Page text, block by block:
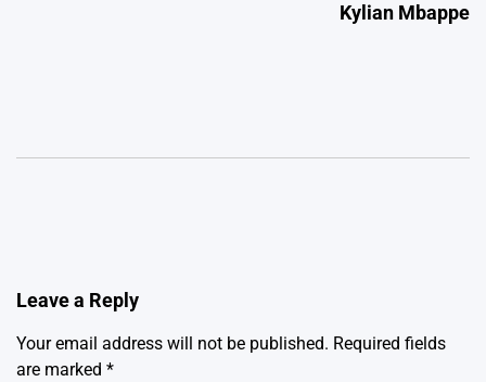
Kylian Mbappe
Leave a Reply
Your email address will not be published. Required fields
are marked *